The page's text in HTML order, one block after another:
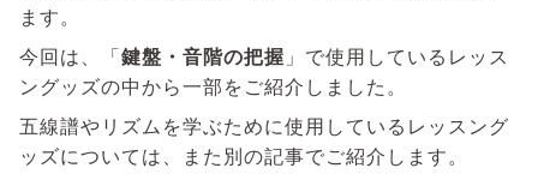
ます。
今回は、「鍵盤・音階の把握 」で使用しているレッス
ングッズの中から一部をご紹介しました。
五線譜やリズムを学ぶために使用しているレッスング
ッズについては、また別の記事でご紹介します。